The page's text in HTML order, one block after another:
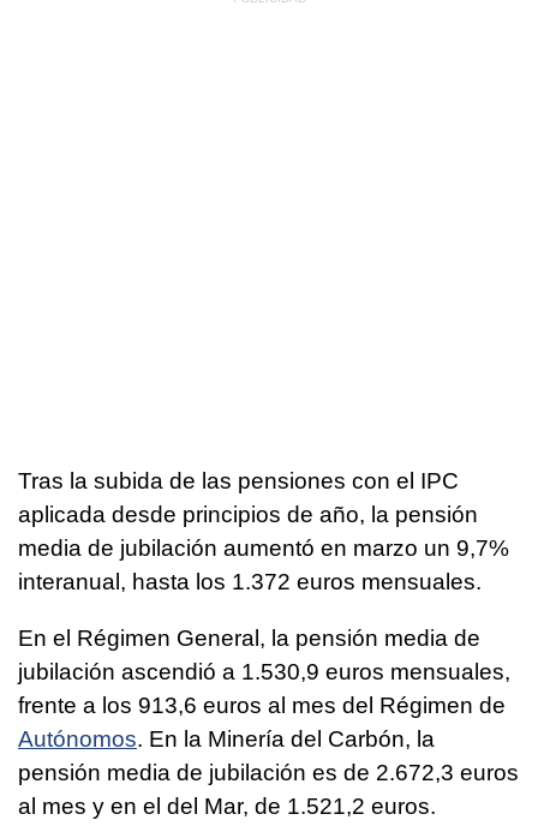
Tras la subida de las pensiones con el IPC
aplicada desde principios de año, la pensión
media de jubilación aumentó en marzo un 9,7%
interanual, hasta los 1.372 euros mensuales.
En el Régimen General, la pensión media de
jubilación ascendió a 1.530,9 euros mensuales,
frente a los 913,6 euros al mes del Régimen de
Autónomos. En la Minería del Carbón, la
pensión media de jubilación es de 2.672,3 euros
al mes y en el del Mar, de 1.521,2 euros.